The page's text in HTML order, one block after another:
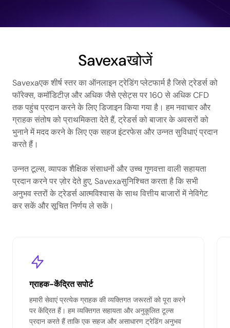
Savexaखोजें
Savexaएक शीर्ष स्तर का ऑनलाइन ट्रेडिंग प्लेटफार्म है जिसे ट्रेडर्स को
फॉरेक्स, कमॉडिटीज़ और अधिक जैसे एसेट्स पर 160 से अधिक CFD
तक पहुंच प्रदान करने के लिए डिजाइन किया गया है। हम नवाचार और
ग्राहक संतोष को प्राथमिकता देते हैं, ट्रेडर्स को बाजार के अवसरों को
भुनाने में मदद करने के लिए एक सहज इंटरफेस और उन्नत सुविधाएं प्रदान
करते हैं।
उन्नत टूल्स, व्यापक शैक्षिक संसाधनों और उच्च गुणवत्ता वाली सहायता
प्रदान करने पर ज़ोर देते हुए, Savexaसुनिश्चित करता है कि सभी
अनुभव स्तरों के ट्रेडर्स आत्मविश्वास के साथ वित्तीय बाजारों में नेविगेट
कर सकें और सूचित निर्णय ले सकें।
ग्राहक-केंद्रित सपोर्ट
हमारी सेवाएं प्रत्येक ग्राहक की व्यक्तिगत जरूरतों को पूरा करने
पर केंद्रित हैं। हम व्यक्तिगत सहायता और अनुकूलित टूल्स
प्रदान करते हैं ताकि एक सहज और असाधारण ट्रेडिंग अनुभव